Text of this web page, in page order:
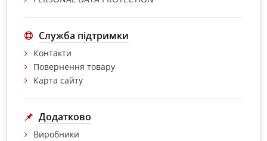
Служба підтримки
Контакти
Повернення товару
Карта сайту
Додатково
Виробники